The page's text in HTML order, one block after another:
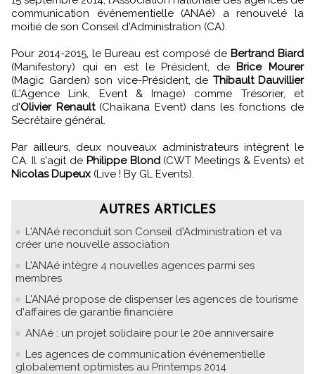
communication événementielle (ANAé) a renouvelé la
moitié de son Conseil d'Administration (CA).
Pour 2014-2015, le Bureau est composé de Bertrand Biard
(Manifestory) qui en est le Président, de Brice Mourer
(Magic Garden) son vice-Président, de Thibault Dauvillier
(L'Agence Link, Event & Image) comme Trésorier, et
d'Olivier Renault(Chaïkana Event) dans les fonctions de
Secrétaire général.
Par ailleurs, deux nouveaux administrateurs intègrent le
CA. Il s'agit de Philippe Blond(CWT Meetings & Events) et
Nicolas Dupeux (Live ! By GL Events).
AUTRES ARTICLES
L'ANAé reconduit son Conseil d'Administration et va
créer une nouvelle association
L'ANAé intègre 4 nouvelles agences parmi ses
membres
L'ANAé propose de dispenser les agences de tourisme
d'affaires de garantie financière
ANAé : un projet solidaire pour le 20e anniversaire
Les agences de communication événementielle
globalement optimistes au Printemps 2014